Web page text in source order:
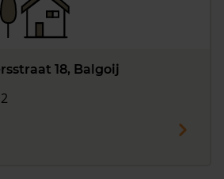
18, Balgoij